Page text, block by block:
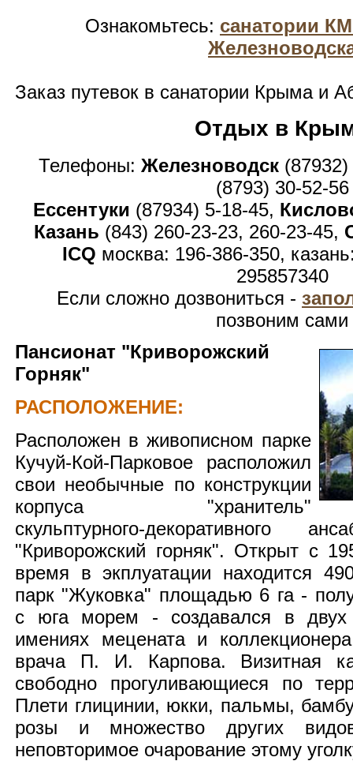
Ознакомьтесь: санатории
Заказ путевок в санатории Крыма и
Отдых в
Телефоны: Железноводск
(8793) 30-52-56
Ессентуки (87934) 5-18-45,
Казань (843) 260-23-23, 260-23-45,
ICQ москва: 196-386-350,
295857340
Если сложно дозвониться -
позвоним сами
Пансионат "Криворожский
Горняк"
РАСПОЛОЖЕНИЕ:
Расположен в живописном парке
Кучуй-Кой-Парковое расположил
свои необычные по конструкции
корпуса "хранитель"
скульптурного-декоративного
"Криворожский горняк". Открыт с
время в экплуатации находится
парк "Жуковка" площадью 6 га -
с юга морем - создавался в двух
имениях мецената и
врача П. И. Карпова. Визитная
свободно прогуливающиеся по
Плети глицинии, юкки, пальмы,
розы и множество других
неповторимое очарование этому